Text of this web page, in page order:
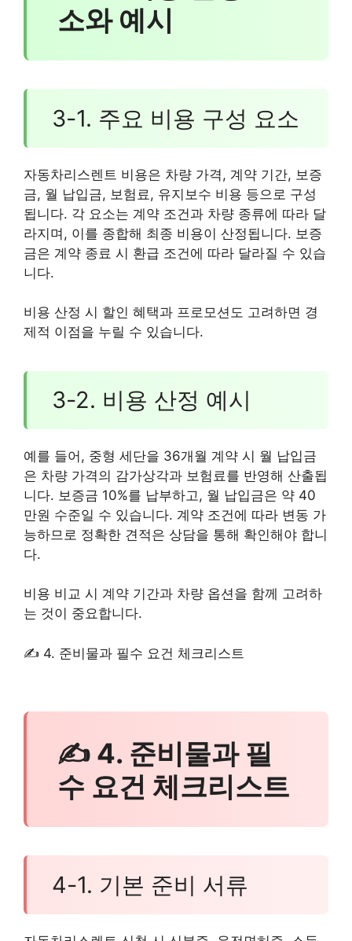
소와 예시
3-1. 주요 비용 구성 요소
자동차리스렌트 비용은 차량 가격, 계약 기간, 보증
금, 월 납입금, 보험료, 유지보수 비용 등으로 구성
됩니다. 각 요소는 계약 조건과 차량 종류에 따라 달
라지며, 이를 종합해 최종 비용이 산정됩니다. 보증
금은 계약 종료 시 환급 조건에 따라 달라질 수 있습
니다.
비용 산정 시 할인 혜택과 프로모션도 고려하면 경
제적 이점을 누릴 수 있습니다.
3-2. 비용 산정 예시
예를 들어, 중형 세단을 36개월 계약 시 월 납입금
은 차량 가격의 감가상각과 보험료를 반영해 산출됩
니다. 보증금 10%를 납부하고, 월 납입금은 약 40
만원 수준일 수 있습니다. 계약 조건에 따라 변동 가
능하므로 정확한 견적은 상담을 통해 확인해야 합니
다.
비용 비교 시 계약 기간과 차량 옵션을 함께 고려하
는 것이 중요합니다.
✍ 4. 준비물과 필수 요건 체크리스트
✍ 4. 준비물과 필
수 요건 체크리스트
4-1. 기본 준비 서류